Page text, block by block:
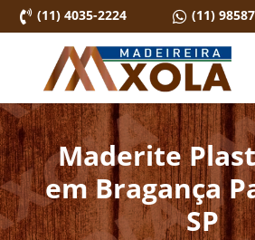
 (11) 4035-2224  (11)
Maderite
em Bragança
SP